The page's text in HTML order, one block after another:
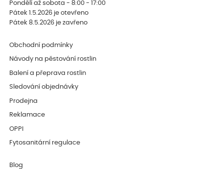
Pondělí až sobota - 8:00 - 17:00
Pátek 1.5.2026 je otevřeno
Pátek 8.5.2026 je zavřeno
Obchodní podmínky
Návody na pěstování rostlin
Balení a přeprava rostlin
Sledování objednávky
Prodejna
Reklamace
OPPI
Fytosanitární regulace
Blog